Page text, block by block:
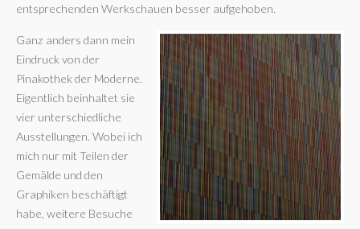
entsprechenden Werkschauen besser aufgehoben.
Ganz anders dann mein
Eindruck von der
Pinakothek der Moderne.
Eigentlich beinhaltet sie
vier unterschiedliche
Ausstellungen. Wobei ich
mich nur mit Teilen der
Gemälde und den
Graphiken beschäftigt
habe, weitere Besuche